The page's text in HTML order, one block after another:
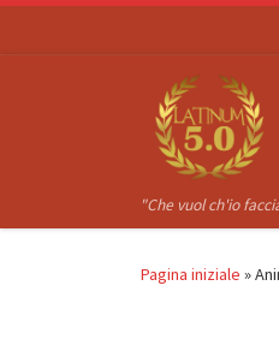
"Che vuol ch'io
Pagina iniziale »